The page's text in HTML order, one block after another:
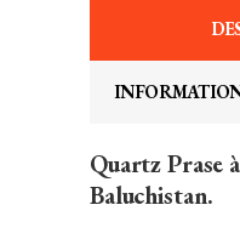
Quartz Prase
Baluchistan.